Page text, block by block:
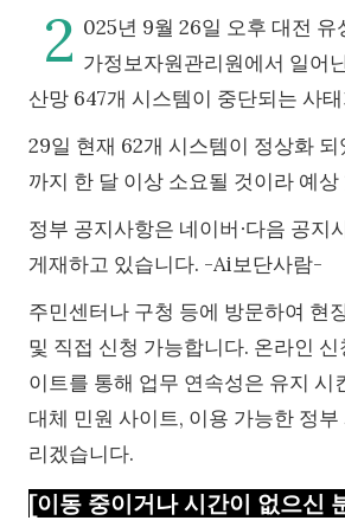
2 025년 9월 26일 오후 대전 유
가정보자원관리원에서 일어
산망 647개 시스템이 중단되는 사
29일 현재 62개 시스템이 정상화
까지 한 달 이상 소요될 것이라 예상
정부 공지사항은 네이버∙다음 공지
게재하고 있습니다. -Ai보단사람-
주민센터나 구청 등에 방문하여 현
및 직접 신청 가능합니다. 온라인
이트를 통해 업무 연속성은 유지 시
대체 민원 사이트, 이용 가능한 정
리겠습니다.
[이동 중이거나 시간이 없으신